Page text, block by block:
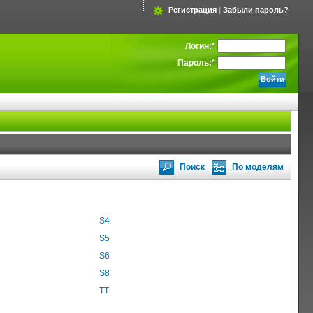
Регистрация | Забыли пароль?
Логин:*
Пароль:*
По моделям
Поиск
S4
S5
S6
S8
TT